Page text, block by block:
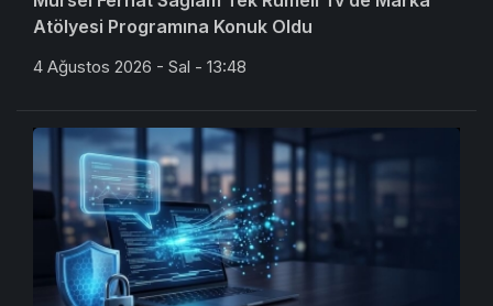
Atölyesi Programına Konuk Oldu
4 Ağustos 2026 - Sal - 13:48